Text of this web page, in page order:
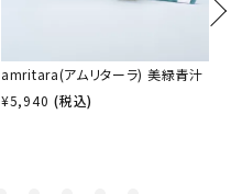
amritara(アムリターラ) 美緑青汁
¥5,940 (税込)